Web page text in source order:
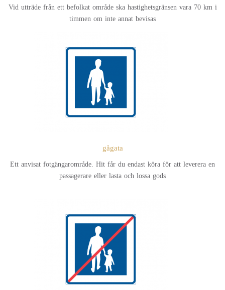
Vid utträde från ett befolkat område ska hastighetsgränsen vara 70 km i
timmen om inte annat bevisas
gågata
Ett anvisat fotgängarområde. Hit får du endast köra för att leverera en
passagerare eller lasta och lossa gods